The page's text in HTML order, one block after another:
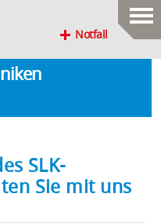
Notfall
SLK-
Sie mit uns